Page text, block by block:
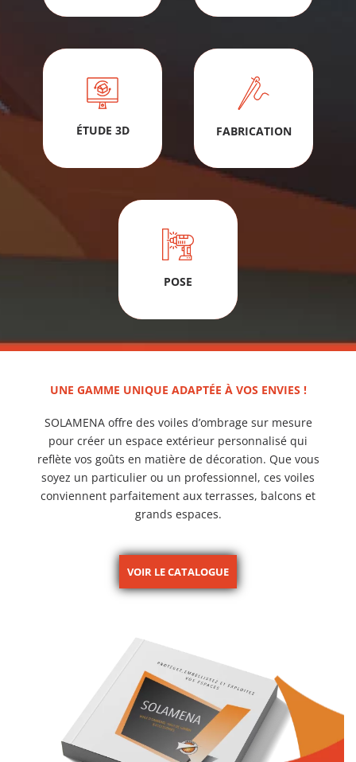
ÉTUDE 3D FABRICATION
POSE
UNE GAMME UNIQUE ADAPTÉE À VOS ENVIES !
SOLAMENA offre des voiles d’ombrage sur mesure
pour créer un espace extérieur personnalisé qui
reflète vos goûts en matière de décoration. Que vous
soyez un particulier ou un professionnel, ces voiles
conviennent parfaitement aux terrasses, balcons et
grands espaces.
VOIR LE CATALOGUE